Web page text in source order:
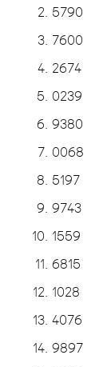
5790
7600
2674
0239
9380
0068
5197
9743
1559
6815
1028
4076
9897